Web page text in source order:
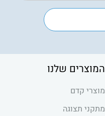
המוצרים שלנו
מוצרי קדם
מתקני תצוגה